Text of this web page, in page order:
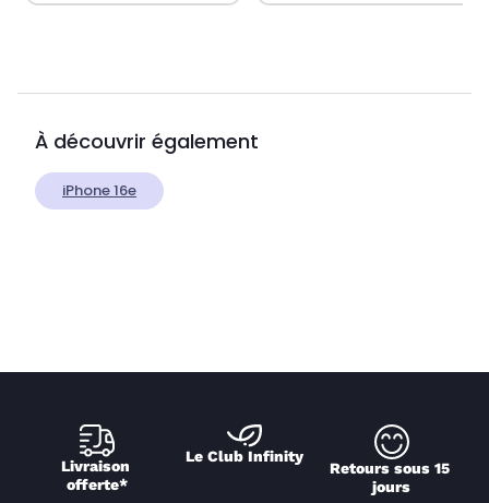
À découvrir également
iPhone 16e
Livraison
offerte*
Le Club Infinity
Retours sous 15
jours